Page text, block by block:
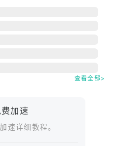
为领队制定战术航线，二
迹
基于真实空军战术考核
度、规避动作等 12 项维
置，测试不同载重下的机
查看全部>
加速
速详细教程。